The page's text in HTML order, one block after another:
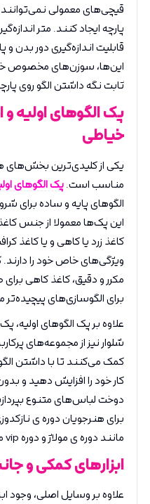
قیچی‌های معمولی
پارچه ایجاد کنند. متر
قابلیت اندازه‌گیری دور بدن و
این‌ها، سوزن‌های مخصوص
ثابت نگه داشتن الگو روی
پک الگوهای اولیه
خیاطی
یکی از کلیدی‌ترین بخش‌های
مناسب است. پک الگوهای
الگوهای پایه و ساده برای
این پک‌ها معمولا از جنس
کاغذ زرد یا کاهی و یا کاغذ
ویژگی‌های خاص خود را
مکرر و دقیق، کاغذ کاهی
برای الگوسازی‌های
شلوار نیز از مجموعه‌های
کمک می‌کنند تا با داشتن
کار خود را افزایش دهید و
دوخت لباس‌های متنوع
برای هنرجویان دوره ی
مانند دوره ی مولاژ و دوره vip مایو هستند.
ابزارهای کمکی و
علاوه بر وسایل اصلی، وجود